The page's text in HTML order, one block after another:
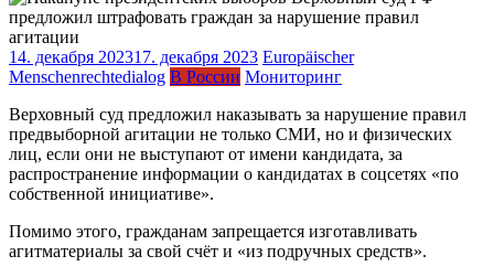
14. декабря 202317. декабря 2023 Europäischer
Menschenrechtedialog В России Мониторинг
Верховный суд предложил наказывать за нарушение правил
предвыборной агитации не только СМИ, но и физических
лиц, если они не выступают от имени кандидата, за
распространение информации о кандидатах в соцсетях «по
собственной инициативе».
Помимо этого, гражданам запрещается изготавливать
агитматериалы за свой счёт и «из подручных средств».